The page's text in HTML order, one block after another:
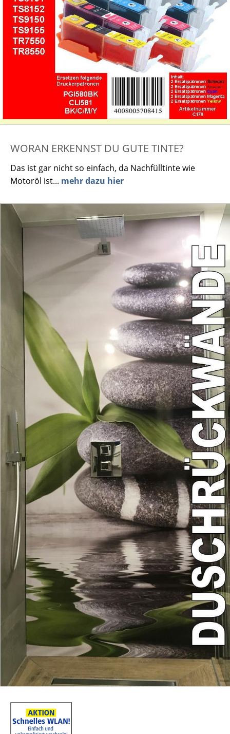
WORAN ERKENNST DU GUTE TINTE?
Das ist gar nicht so einfach, da Nachfülltinte wie
Motoröl ist... mehr dazu hier